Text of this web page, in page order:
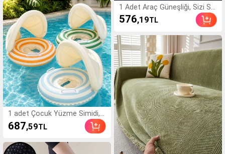
çin Uygun
1 adet Çocuk Yüzme Simidi,
Güneşlikli, Unisex Çocuk Havu
z Şamandırası, Açık Hava Yüz
uz Partisi Oyunu
687,59TL
1 Adet Araç Güneşliği, Sizi Se
rin Tutar ve Güneş Işınlarında
n Korur, Yaz ve Yolculuklar İçi
576,19TL